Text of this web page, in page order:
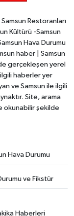
Restoranları
Kültürü -Samsun
Hava Durumu
haber | Samsun
gerçekleşen yerel
haberler yer
ve Samsun ile ilgili
Site, arama
okunabilir şekilde
Hava Durumu
ve Fikstür
Haberleri